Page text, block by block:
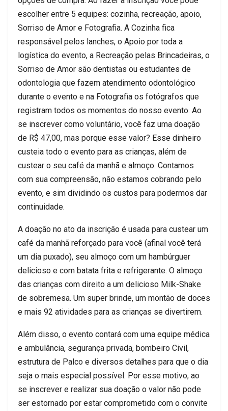
escolher entre 5 equipes: cozinha, recreação, apoio,
Sorriso de Amor e Fotografia. A Cozinha fica
responsável pelos lanches, o Apoio por toda a
logística do evento, a Recreação pelas Brincadeiras, o
Sorriso de Amor são dentistas ou estudantes de
odontologia que fazem atendimento odontológico
durante o evento e na Fotografia os fotógrafos que
registram todos os momentos do nosso evento. Ao
se inscrever como voluntário, você faz uma doação
de R$ 47,00, mas porque esse valor? Esse dinheiro
custeia todo o evento para as crianças, além de
custear o seu café da manhã e almoço. Contamos
com sua compreensão, não estamos cobrando pelo
evento, e sim dividindo os custos para podermos dar
continuidade.
A doação no ato da inscrição é usada para custear um
café da manhã reforçado para você (afinal você terá
um dia puxado), seu almoço com um hambúrguer
delicioso e com batata frita e refrigerante. O almoço
das crianças com direito a um delicioso Milk-Shake
de sobremesa. Um super brinde, um montão de doces
e mais 92 atividades para as crianças se divertirem.
Além disso, o evento contará com uma equipe médica
e ambulância, segurança privada, bombeiro Civil,
estrutura de Palco e diversos detalhes para que o dia
seja o mais especial possível. Por esse motivo, ao
se inscrever e realizar sua doação o valor não pode
ser estornado por estar comprometido com o convite